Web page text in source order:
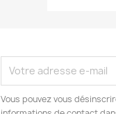
Vous pouvez vous